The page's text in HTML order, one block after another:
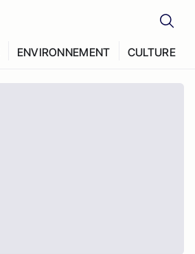
ENVIRONNEMENT CULTURE